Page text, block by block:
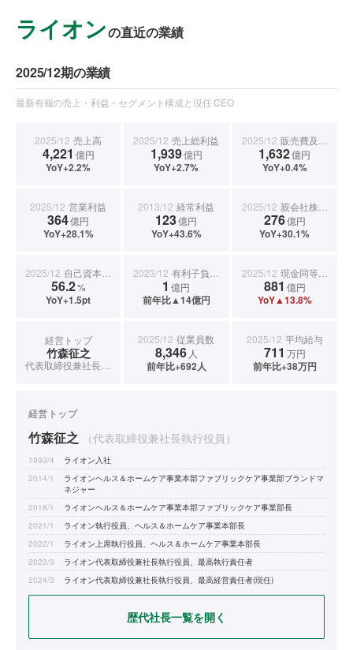
ライオンの直近の業績
2025/12期の業績
最新有報の売上・利益・セグメント構成と現任 CEO
2025/12 売上高
4,221 億円
YoY+2.2%
2025/12 売上総利益
1,939億円
YoY+2.7%
2025/12 販売費及び一般管理費
1,632億円
YoY+0.4%
2025/12 営業利益
364億円
YoY+28.1%
2013/12 経常利益
123億円
YoY+43.6%
2025/12 親会社株主に帰属する当期純利益
276億円
YoY+30.1%
2025/12 自己資本比率
56.2%
YoY+1.5pt
2023/12 有利子負債合計
1 億円
前年比▲14億円
2025/12 現金同等物期末残高
881 億円
YoY▲13.8%
経営トップ
竹森征之
2025/12 従業員数
8,346 人
前年比+692人
2025/12 平均給与
711 万円
前年比+38万円
経営トップ
竹森征之 （代表取締役兼社長執行役員）
1993/4
ライオン入社
2014/1
ライオンヘルス＆ホームケア事業本部ファブリックケア事業部ブランドマ
ネジャー
2018/1
ライオンヘルス＆ホームケア事業本部ファブリックケア事業部長
2021/1
ライオン執行役員、ヘルス＆ホームケア事業本部長
2022/1
ライオン上席執行役員、ヘルス＆ホームケア事業本部長
2023/3
ライオン代表取締役兼社長執行役員、最高執行責任者
2024/3
ライオン代表取締役兼社長執行役員、最高経営責任者(現任)
歴代社長一覧を開く